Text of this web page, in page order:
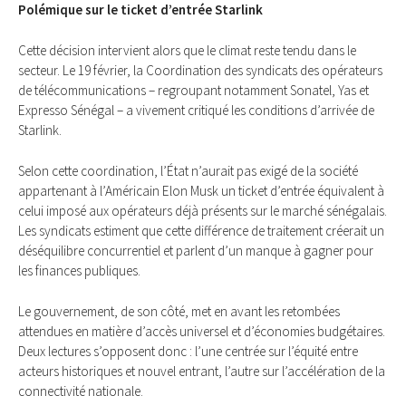
Polémique sur le ticket d’entrée Starlink
Cette décision intervient alors que le climat reste tendu dans le
secteur. Le 19 février, la Coordination des syndicats des opérateurs
de télécommunications – regroupant notamment Sonatel, Yas et
Expresso Sénégal – a vivement critiqué les conditions d’arrivée de
Starlink.
Selon cette coordination, l’État n’aurait pas exigé de la société
appartenant à l’Américain Elon Musk un ticket d’entrée équivalent à
celui imposé aux opérateurs déjà présents sur le marché sénégalais.
Les syndicats estiment que cette différence de traitement créerait un
déséquilibre concurrentiel et parlent d’un manque à gagner pour
les finances publiques.
Le gouvernement, de son côté, met en avant les retombées
attendues en matière d’accès universel et d’économies budgétaires.
Deux lectures s’opposent donc : l’une centrée sur l’équité entre
acteurs historiques et nouvel entrant, l’autre sur l’accélération de la
connectivité nationale.